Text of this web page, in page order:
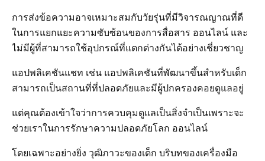
การส่งข้อความอาจเหมาะสมกับวัยรุ่นที่มีวิจารณญาณที่ดี
ในการแยกแยะความซับซ้อนของการสื่อสาร ออนไลน์ และ
ไม่มีผู้ที่สามารถใช้อุปกรณ์ที่แตกต่างกันได้อย่างเชี่ยวชาญ
แอปพลิเคชันแชท เช่น แอปพลิเคชันที่พัฒนาขึ้นสำหรับเด็ก
สามารถเป็นสถานที่ที่ปลอดภัยและมีผู้ปกครองคอยดูแลอยู่
แต่คุณต้องเข้าใจว่าการควบคุมดูแลเป็นสิ่งจำเป็นเพราะจะ
ช่วยเราในการรักษาความปลอดภัยโลก ออนไลน์
โดยเฉพาะอย่างยิ่ง วุฒิภาวะของเด็ก บริบทของเครื่องมือ